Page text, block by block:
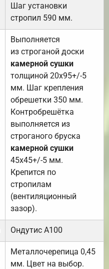
Шаг установки
стропил 590 мм.
Выполняется
из строганой доски
камерной сушки
толщиной 20х95+/-5
мм. Шаг крепления
обрешетки 350 мм.
Контробрешётка
выполняется из
строганого бруска
камерной сушки
45х45+/-5 мм.
Крепится по
стропилам
(вентиляционный
зазор).
Ондутис А100
Металлочерепица 0,45
мм. Цвет на выбор.